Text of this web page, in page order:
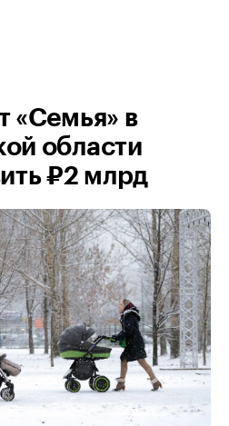
«Семья» в
области
₽2 млрд